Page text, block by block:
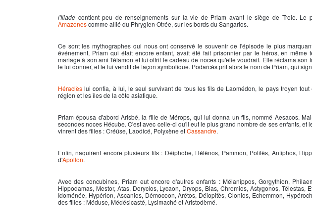
l'Iliade contient peu de renseignements sur la vie de Priam avant le siège de Troie. Le
Amazonescomme allié du Phrygien Otrée, sur les bords du Sangarios.
Ce sont les mythographes qui nous ont conservé le souvenir de l'épisode le plus
événement, Priamqui était encore enfant, avait été fait prisonnier par le héros, en même
mariage à son ami Télamon et lui offrit le cadeau de noces qu'elle voudrait. Elle réclama son
le lui donner, et le lui vendit de façon symbolique. Podarcès prit alors le nom de Priam, qui
Héraclès lui confia, à lui, le seul survivant de tous les fils de Laomédon, le pays troyen tout
région et les îles de la côte asiatique.
Priam épousa d'abord Arisbé, la fille de Mérops, qui lui donna un fils, nommé Aesacos.
secondes noces Hécube. C'est avec celle-ci qu'il eut le plus grand nombre de ses enfants, et
vinrent des filles : Créüse, Laodicé, Polyxène etCassandre.
Enfin, naquirent encore plusieurs fils : Déiphobe, Hélènos, Pammon, Politès, Antiphos,
d'Apollon.
Avec des concubines, Priam eut encore d'autres enfants : Mélanippos, Gorgythion,
Hippodamas, Mestor, Atas, Doryclos, Lycaon, Dryops, Bias, Chromios, Astygonos,
Idoménée, Hypérion, Ascanios, Démocoon, Arétos, Déiopitès, Clonios, Echemmon,
des filles : Méduse, Médésicasté, Lysimaché et Aristodèmé.